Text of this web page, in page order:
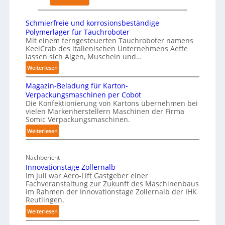
n
t
z
w
e
k
f
ü
r
P
y
c
a
l
t
N
o
t
s
a
n
d
i
m
r
k
e
n
u
W
h
i
t
e
p
e
r
z
u
A
u
s
r
Schmierfreie und korrosionsbeständige
Polymerlager für Tauchroboter
Mit einem ferngesteuerten Tauchroboter namens
KeelCrab des italienischen Unternehmens Aeffe
lassen sich Algen, Muscheln und…
Weiterlesen:
S
c
h
m
i
e
r
i
e
u
n
d
k
Magazin-Beladung für Karton-
Verpackungsmaschinen per Cobot
Die Konfektionierung von Kartons übernehmen bei
vielen Markenherstellern Maschinen der Firma
Somic Verpackungsmaschinen.
Weiterlesen:
M
g
a
z
i
n
-
B
Nachbericht
Innovationstage Zollernalb
Im Juli war Aero-Lift Gastgeber einer
Fachveranstaltung zur Zukunft des Maschinenbaus
im Rahmen der Innovationstage Zollernalb der IHK
Reutlingen.
Weiterlesen:
I